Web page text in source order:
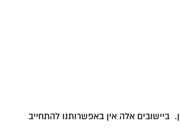
ביישובים אלה אין באפשרותנו להתחייב